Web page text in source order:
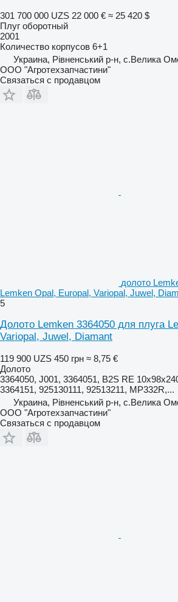
301 700 000 UZS 22 000 € ≈ 25 420 $
Плуг оборотный
2001
Количество корпусов 6+1
Украина, Рівненський р-н, с.Велика
ООО "Агротехзапчастини"
Связаться с продавцом
долото
Lemken Opal, Europal, Variopal, Juwel,
5
Долото Lemken 3364050 для плуга
Variopal, Juwel, Diamant
119 900 UZS 450 грн ≈ 8,75 €
Долото
3364050, J001, 3364051, B2S RE
3364151, 925130111, 92513211, MP332R,...
Украина, Рівненський р-н, с.Велика
ООО "Агротехзапчастини"
Связаться с продавцом